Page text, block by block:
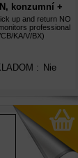
konzumní +
(ne pro
up and return NO
professional
KA/V/BX)
: Nie